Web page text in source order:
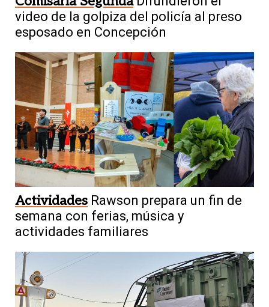
video de la golpiza del policía al preso
esposado en Concepción
Actividades Rawson prepara un fin de
semana con ferias, música y
actividades familiares